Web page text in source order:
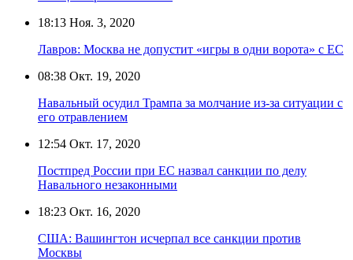
18:13 Ноя. 3, 2020
Лавров: Москва не допустит «игры в одни ворота» с ЕС
08:38 Окт. 19, 2020
Навальный осудил Трампа за молчание из-за ситуации с
его отравлением
12:54 Окт. 17, 2020
Постпред России при ЕС назвал санкции по делу
Навального незаконными
18:23 Окт. 16, 2020
США: Вашингтон исчерпал все санкции против
Москвы